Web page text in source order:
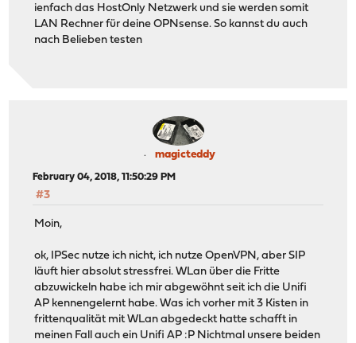
ienfach das HostOnly Netzwerk und sie werden somit
LAN Rechner für deine OPNsense. So kannst du auch
nach Belieben testen
magicteddy
February 04, 2018, 11:50:29 PM
#3
Moin,
ok, IPSec nutze ich nicht, ich nutze OpenVPN, aber SIP
läuft hier absolut stressfrei. WLan über die Fritte
abzuwickeln habe ich mir abgewöhnt seit ich die Unifi
AP kennengelernt habe. Was ich vorher mit 3 Kisten in
frittenqualität mit WLan abgedeckt hatte schafft in
meinen Fall auch ein Unifi AP :P Nichtmal unsere beiden